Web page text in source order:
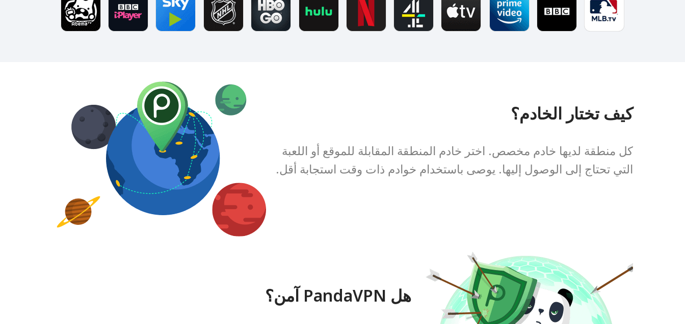
كيف تختار الخادم؟
كل منطقة لديها خادم مخصص. اختر خادم المنطقة المقابلة للموقع أو اللعبة
التي تحتاج إلى الوصول إليها. يوصى باستخدام خوادم ذات وقت استجابة أقل.
هل PandaVPN آمن؟